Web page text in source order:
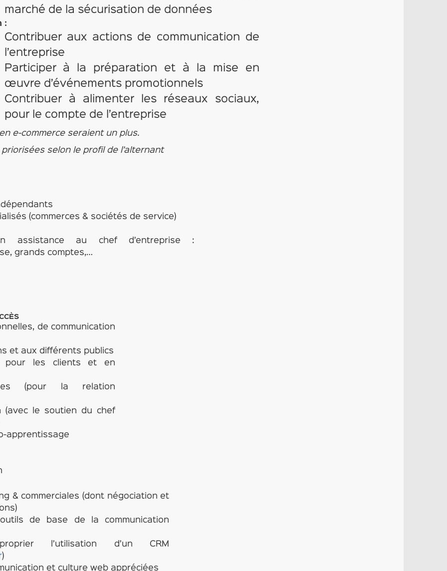
marché de la sécurisation de données
:
Contribuer aux actions de communication de
l’entreprise
Participer à la préparation et à la mise en
œuvre d’événements promotionnels
Contribuer à alimenter les réseaux sociaux,
pour le compte de l’entreprise
e-commerce seraient un plus.
selon le profil de l’alternant
(commerces & sociétés de service)
assistance au chef d’entreprise :
grands comptes,…
de communication
et aux différents publics
pour les clients et en
(pour la relation
(avec le soutien du chef
apprentissage
& commerciales (dont négociation et
de base de la communication
l’utilisation d’un CRM
)
et culture web appréciées